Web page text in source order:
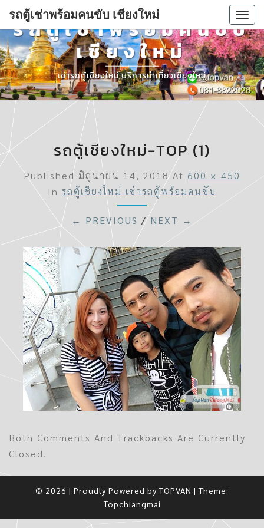
รถตู้เช่าพร้อมคนขับ เชียงใหม่
รถตู้เช่าพร้อมคนขับ
เชียงใหม่
เช่ารถตู้เชียงใหม่ บริการนำเที่ยวเชียงใหม่
รถตู้เชียงใหม่-TOP (1)
Published มิถุนายน 14, 2018At 600 × 450
In รถตู้เชียงใหม่ เช่ารถตู้พร้อมคนขับ
← PREVIOUS /NEXT →
Both Comments And Trackbacks Are Currently
Closed.
© 2026 | Proudly Powered byTOPVAN |Theme:
Topchiangmai